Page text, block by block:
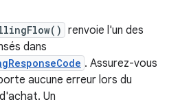
renvoie l'un des
dans
. Assurez-vous
aucune erreur lors du
Un